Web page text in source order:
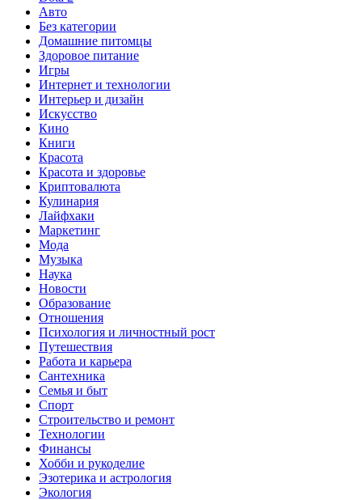
Авто
Без категории
Домашние питомцы
Здоровое питание
Игры
Интернет и технологии
Интерьер и дизайн
Искусство
Кино
Книги
Красота
Красота и здоровье
Криптовалюта
Кулинария
Лайфхаки
Маркетинг
Мода
Музыка
Наука
Новости
Образование
Отношения
Психология и личностный рост
Путешествия
Работа и карьера
Сантехника
Семья и быт
Спорт
Строительство и ремонт
Технологии
Финансы
Хобби и рукоделие
Эзотерика и астрология
Экология